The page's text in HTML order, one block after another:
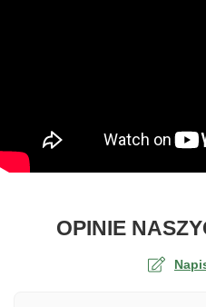
OPINIE